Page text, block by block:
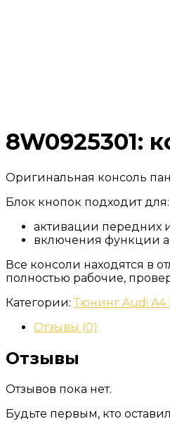
8W0925301:
Оригинальная консоль
Блок кнопок подходит для:
активации передних
включения функции
Все консоли находятся в
полностью рабочие,
Категории: Тюнинг Audi A4
Отзывы (0)
Отзывы
Отзывов пока нет.
Будьте первым, кто